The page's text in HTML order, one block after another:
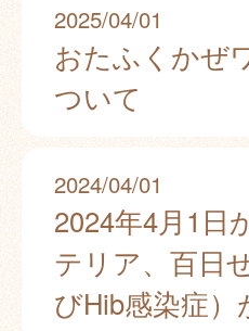
2025/04/01
おたふくかぜ
ついて
2024/04/01
2024年4月1日
テリア、百日
びHib感染症